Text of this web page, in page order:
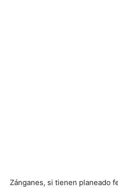
Zánganes, si tienen planeado